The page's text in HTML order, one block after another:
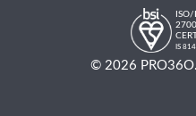
ISO/
IS
© 2026